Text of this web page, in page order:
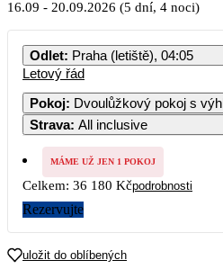
16.09 - 20.09.2026 (5 dní, 4 noci)
Odlet: Praha (letiště), 04:05
Letový řád
Pokoj: Dvoulůžkový pokoj s
Strava: All inclusive
MÁME UŽ JEN 1 POKOJ
Celkem: 36 180 Kčpodrobnosti
Rezervujte
uložit do oblíbených